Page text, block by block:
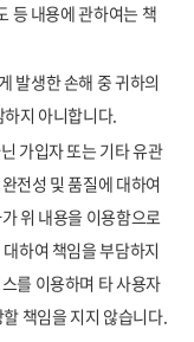
등 내용에 관하여는 책
발생한 손해 중 귀하의
지 아니합니다.
가입자 또는 기타 유관
전성 및 품질에 대하여
위 내용을 이용함으로
하여 책임을 부담하지
를 이용하며 타 사용자
책임을 지지 않습니다.